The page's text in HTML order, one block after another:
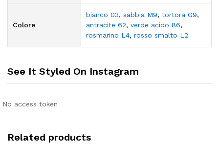
Colore
bianco 03, sabbia M9, tortora G9,
antracite 62, verde acido 86,
rosmarino L4, rosso smalto L2
See It Styled On Instagram
No access token
Related products